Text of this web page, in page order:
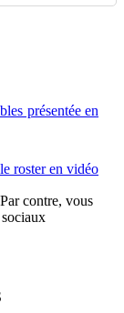
présentée en
roster en vidéo
Par contre, vous